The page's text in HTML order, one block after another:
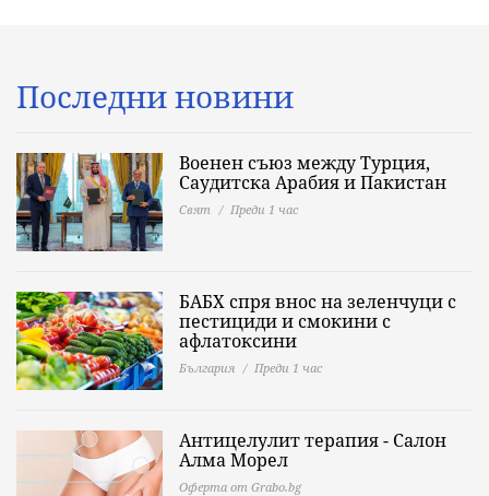
Последни новини
Военен съюз между Турция,
Саудитска Арабия и Пакистан
Свят Преди 1 час
БАБХ спря внос на зеленчуци с
пестициди и смокини с
афлатоксини
България Преди 1 час
Антицелулит терапия - Салон
Алма Морел
Оферта от Grabo.bg